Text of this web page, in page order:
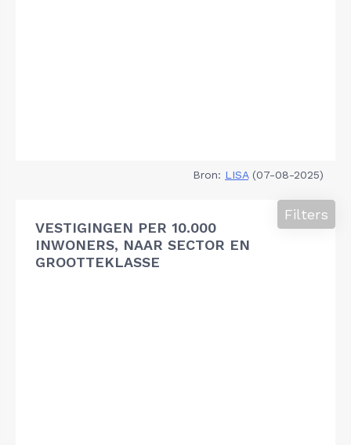
Bron: LISA(07-08-2025)
VESTIGINGEN PER 10.000
INWONERS, NAAR SECTOR EN
GROOTTEKLASSE
Filters